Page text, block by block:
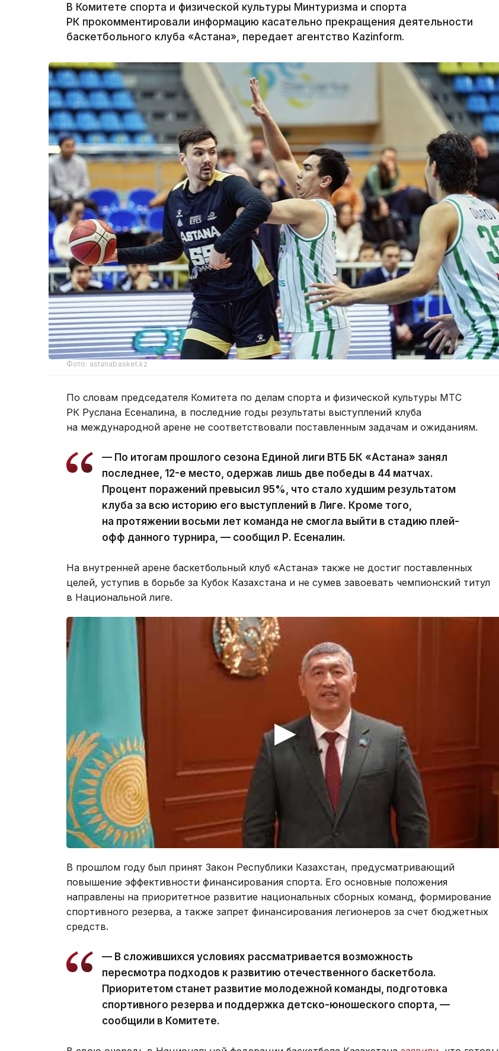
В Комитете спорта и физической культуры Минтуризма и спорта
РК прокомментировали информацию касательно прекращения деятельности
баскетбольного клуба «Астана», передает агентство Kazinform.
Фото: astanabasket.kz
По словам председателя Комитета по делам спорта и физической культуры МТС
РК Руслана Есеналина, в последние годы результаты выступлений клуба
на международной арене не соответствовали поставленным задачам и ожиданиям.
— По итогам прошлого сезона Единой лиги ВТБ БК «Астана» занял
последнее, 12-е место, одержав лишь две победы в 44 матчах.
Процент поражений превысил 95%, что стало худшим результатом
клуба за всю историю его выступлений в Лиге. Кроме того,
на протяжении восьми лет команда не смогла выйти в стадию плей-
офф данного турнира, — сообщил Р. Есеналин.
На внутренней арене баскетбольный клуб «Астана» также не достиг поставленных
целей, уступив в борьбе за Кубок Казахстана и не сумев завоевать чемпионский титул
в Национальной лиге.
В прошлом году был принят Закон Республики Казахстан, предусматривающий
повышение эффективности финансирования спорта. Его основные положения
направлены на приоритетное развитие национальных сборных команд, формирование
спортивного резерва, а также запрет финансирования легионеров за счет бюджетных
средств.
— В сложившихся условиях рассматривается возможность
пересмотра подходов к развитию отечественного баскетбола.
Приоритетом станет развитие молодежной команды, подготовка
спортивного резерва и поддержка детско-юношеского спорта, —
сообщили в Комитете.